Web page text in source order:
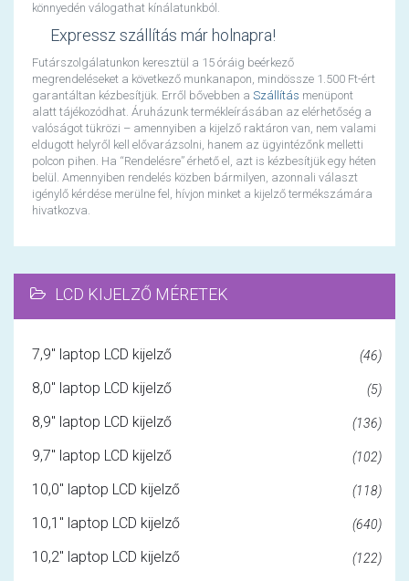
könnyedén válogathat kínálatunkból.
Expressz szállítás már holnapra!
Futárszolgálatunkon keresztül a 15 óráig beérkező
megrendeléseket a következő munkanapon, mindössze 1.500 Ft-ért
garantáltan kézbesítjük. Erről bővebben a Szállítás menüpont
alatt tájékozódhat. Áruházunk termékleírásában az elérhetőség a
valóságot tükrözi – amennyiben a kijelző raktáron van, nem valami
eldugott helyről kell elővarázsolni, hanem az ügyintézőnk melletti
polcon pihen. Ha “Rendelésre” érhető el, azt is kézbesítjük egy héten
belül. Amennyiben rendelés közben bármilyen, azonnali választ
igénylő kérdése merülne fel, hívjon minket a kijelző termékszámára
hivatkozva.
LCD KIJELZŐ MÉRETEK
7,9" laptop LCD kijelző (46)
8,0" laptop LCD kijelző (5)
8,9" laptop LCD kijelző (136)
9,7" laptop LCD kijelző (102)
10,0" laptop LCD kijelző (118)
10,1" laptop LCD kijelző (640)
10,2" laptop LCD kijelző (122)